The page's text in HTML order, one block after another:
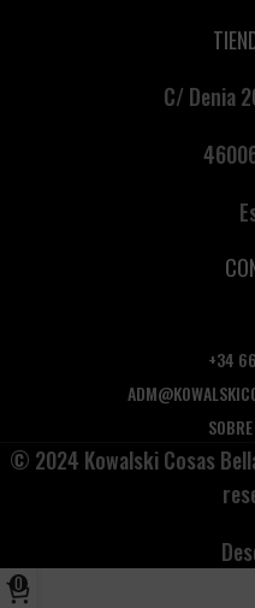
C/ Denia
+34
© 2024 Kowalski Cosas
0